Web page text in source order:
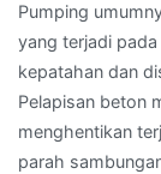
Pumping
yang terjadi
kepatahan dan
Pelapisan beton
menghentikan
parah